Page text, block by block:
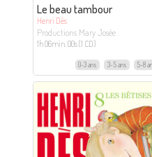
Le beau tambour
Henri Dès
Productions Mary Josée
1h 06min. 00s (1 CD)
0-3 ans 3-5 ans 5-8